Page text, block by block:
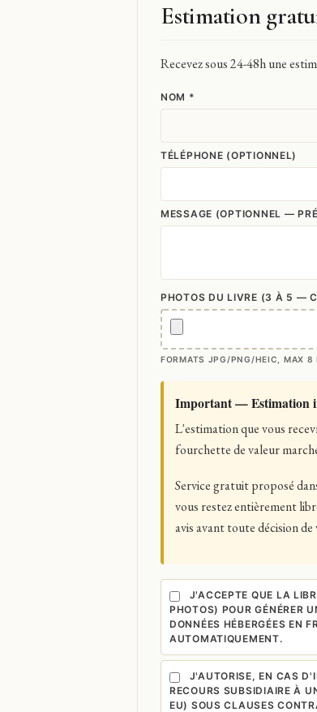
Estimation
Recevez sous 24-48h une
NOM *
TÉLÉPHONE (OPTIONNEL)
MESSAGE (OPTIONNEL —
PHOTOS DU LIVRE (3 À 5 —
FORMATS JPG/PNG/HEIC, MAX 8
Important — Estimation
L'estimation que vous
fourchette de valeur
Service gratuit proposé
vous restez entièrement
avis avant toute décision de
J'ACCEPTE QUE LA
PHOTOS) POUR GÉNÉRER
DONNÉES HÉBERGÉES EN
AUTOMATIQUEMENT.
J'AUTORISE, EN CAS
RECOURS SUBSIDIAIRE À
EU) SOUS CLAUSES